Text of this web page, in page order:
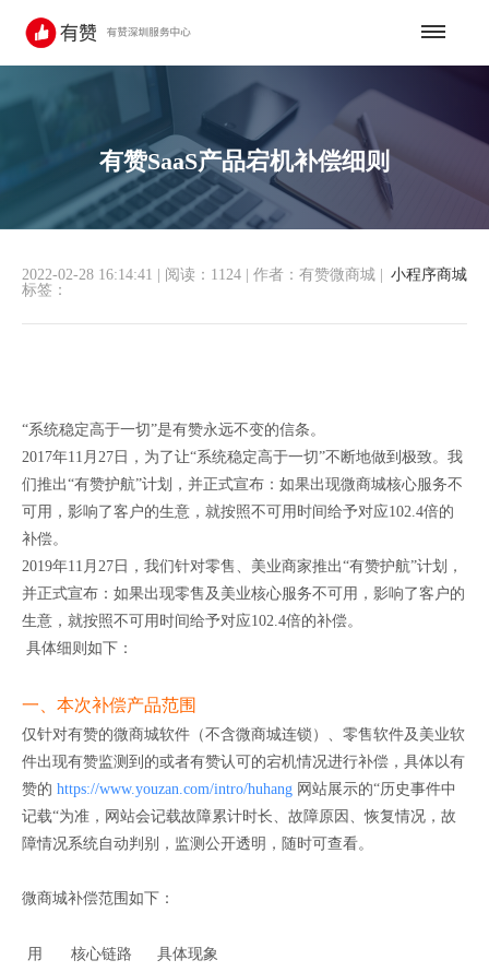
有赞SaaS产品宕机补偿细则
小程序商城
2022-02-28 16:14:41 阅读：1124 作者：有赞微商城
标签：
“系统稳定高于一切”是有赞永远不变的信条。
2017年11月27日，为了让“系统稳定高于一切”不断地做到极致。我
们推出“有赞护航”计划，并正式宣布：如果出现微商城核心服务不
可用，影响了客户的生意，就按照不可用时间给予对应102.4倍的
补偿。
2019年11月27日，我们针对零售、美业商家推出“有赞护航”计划，
并正式宣布：如果出现零售及美业核心服务不可用，影响了客户的
生意，就按照不可用时间给予对应102.4倍的补偿。
具体细则如下：
一、本次补偿产品范围
仅针对有赞的微商城软件（不含微商城连锁）、零售软件及美业软
件出现有赞监测到的或者有赞认可的宕机情况进行补偿，具体以有
赞的 https://www.youzan.com/intro/huhang 网站展示的“历史事件中
记载“为准，网站会记载故障累计时长、故障原因、恢复情况，故
障情况系统自动判别，监测公开透明，随时可查看。
微商城补偿范围如下：
用
核心链路 具体现象